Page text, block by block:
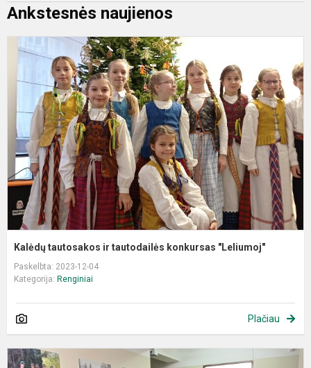
Ankstesnės naujienos
Kalėdų tautosakos ir tautodailės konkursas "Leliumoj"
Paskelbta: 2023-12-04
Kategorija: Renginiai
Plačiau